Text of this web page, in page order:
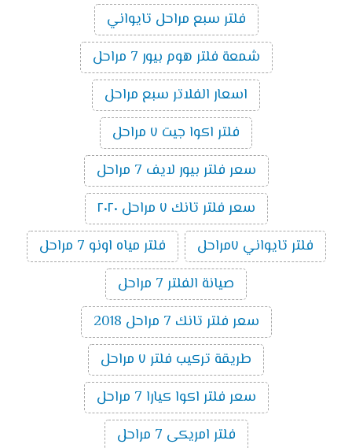
فلتر سبع مراحل تايواني
شمعة فلتر هوم بيور 7 مراحل
اسعار الفلاتر سبع مراحل
فلتر اكوا جيت ٧ مراحل
سعر فلتر بيور لايف 7 مراحل
سعر فلتر تانك ٧ مراحل ٢٠٢٠
فلتر تايواني ٧مراحل
فلتر مياه اونو 7 مراحل
صيانة الفلتر 7 مراحل
سعر فلتر تانك 7 مراحل 2018
طريقة تركيب فلتر ٧ مراحل
سعر فلتر اكوا كيارا 7 مراحل
فلتر امريكى 7 مراحل